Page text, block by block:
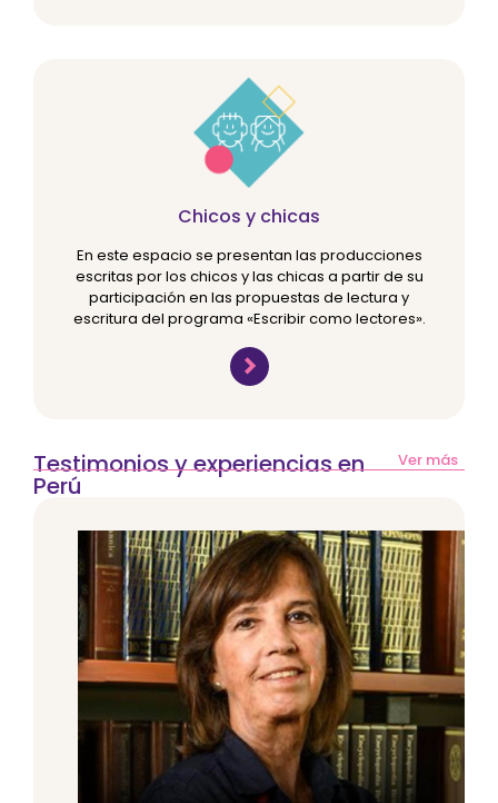
Chicos y chicas
En este espacio se presentan las producciones
escritas por los chicos y las chicas a partir de su
participación en las propuestas de lectura y
escritura del programa «Escribir como lectores».
Testimonios y experiencias en
Perú
Ver más